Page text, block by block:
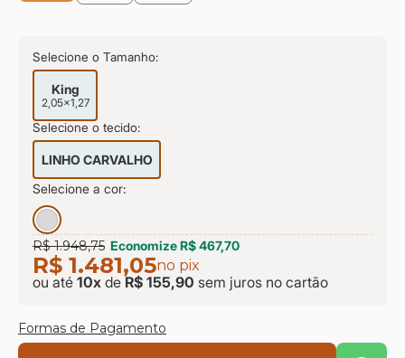
Selecione o Tamanho:
King
2,05x1,27
Selecione o tecido:
LINHO CARVALHO
Selecione a cor:
R$ 1.948,75 EconomizeR$ 467,70
R$ 1.481,05no pix
ou até 10x de R$ 155,90 sem juros no cartão
Formas de Pagamento
º prisma